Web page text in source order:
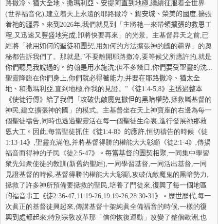
路撒冷 、猶大全地、撒瑪利亞、安提阿直到地極,繼續征服着全世界
(世界福音化),建立着天上永遠的耶路撒冷 、錫安城、榮美的國度,擴張
着祂的疆界。來到 2026年,我們就見到「主將祂一來帶領擴張的救恩工
程,又迅速又 豐盛地完成,卽將快要再來」的光景。主基督昇天之前,已
經將「 祂用如何的聖徒和團契,用如何的方法擴張神的國的疆界」的奧
秘都告訴我們了。那就是,"不要離開耶路撒冷,要等候父所應許的,就是
你們聽見我說過的。約翰是用水施洗;但不多幾日,你們要受聖靈的洗...
聖靈降臨在你們身上,你們就必得著能力;并要在耶路撒冷、猶太全
地、和撒瑪利亞,直到地極,作我的見證。"《徒1:4-5,8》主透過整本
《使徒行傳》給了我們「攻破仇敵魔鬼撒但的黑暗權勢,拯救屬基督的
神民,建立擴張神的國」的模式。主基督坐在天上神寶座的右邊為每一
個聖徒禱告,同時也透過聖靈活在每一個聖徒生命裏,進行發展祂那救
恩大工。因此,每當聖徒抓住《徒1:4-8》的應許,恒切禱告的時候《徒
1:13-14》 ,聖靈充滿他,并將基督得勝的權能大大彰顯《徒2:1-4》 ,傳揚
福音而得神的子民《徒2:5-47》。每當基督的團契相聚,一同集中學習
衆先知衆使徒的敎訓(新舊約聖經),一同學習基督,一同活出基督,一同
見證基督的時候,基督得勝的權能大大彰顯,攻破仇敵魔鬼的黑暗勢力,
拯救了許多神所預備要拯救的聖民,培養了門徒來,復興了每一個地區
的福音事工 《徒2:36-47,11:19-26,19:19-26,28:30-31》。 歷世歷代,每一
次眞正的基督徒興起來,傳講基督十架純眞全備福音的時候,一樣的復
興到處都起來;特別宗敎改革那「信仰恢復運動」改變了整個歐洲,也